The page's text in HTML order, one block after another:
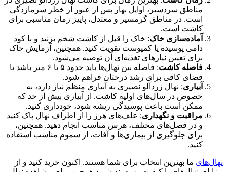
مناطق سردسیر، اوایل بهار پس از عبور از خطر سرمازدگی
است. در مناطق گرمسیر و معتدل، پاییز زمان مناسبی برای
کاشت است.
آماده‌سازی خاک: خاک را قبل از کاشت شخم بزنید و با کود
دامی پوسیده یا کمپوست تقویت کنید. همچنین، آزمایش خاک
برای تعیین نیازهای تغذیه‌ای آن توصیه می‌شود.
فاصله کاشت
: فاصله بین نهال‌ها باید حدود ۵ تا ۶ متر باشد تا
فضای کافی برای رشد درختان فراهم شود.
آبیاری: نهال زردآلو نصیری به آبیاری منظم نیاز دارد، به
خصوص در سال‌های اولیه کاشت. از آبیاری بیش از حد که
ممکن است باعث پوسیدگی ریشه شود، خودداری کنید.
مراقبت و نگهداری: علف‌های هرز را از اطراف نهال پاک کنید
و در فصل‌های مختلف، هرس مناسب انجام دهید. همچنین،
برای جلوگیری از بیماری‌ها و آفات، از سموم مناسب استفاده
کنید.
نهال‌های ما بهترین انتخاب برای شما هستند. اکنون خرید کنید و از